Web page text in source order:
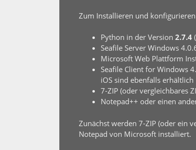
Zum Installieren und
Python in der Version 2.7.4
Seafile Server Windows
Microsoft Web Plattform
Seafile Client for Windows
iOS sind ebenfalls erhältlich
7-ZIP (oder vergleichbares
Notepad++ oder einen
Zunächst werden 7-ZIP (oder ein
Notepad von Microsoft installiert.